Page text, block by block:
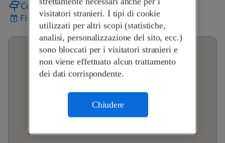
Come arrivare
Fissa un appuntamento
visitatori stranieri. I tipi di cookie
utilizzati per altri scopi (statistiche,
analisi, personalizzazione del sito, ecc.)
sono bloccati per i visitatori stranieri e
non viene effettuato alcun trattamento
dei dati corrispondente.
Chiudere